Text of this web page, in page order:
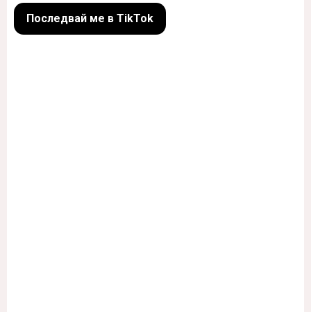
Последвай ме в TikTok